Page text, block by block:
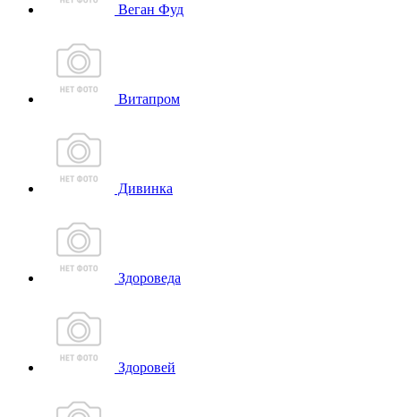
Веган Фуд
Витапром
Дивинка
Здороведа
Здоровей